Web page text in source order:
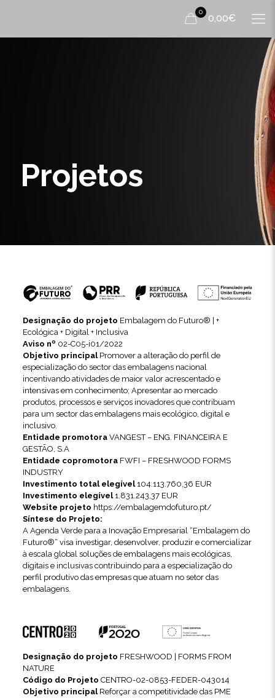
0
0,00€
Projetos
Designação do projeto Embalagem do Futuro® | +
Ecológica + Digital + Inclusiva
Aviso nº 02-C05-i01/2022
Objetivo principalPromover a alteração do perfil de
especialização do sector das embalagens nacional
incentivando atividades de maior valor acrescentado e
intensivas em conhecimento; Apresentar ao mercado
produtos, processos e serviços inovadores que contribuam
para um sector das embalagens mais ecológico, digital e
inclusivo.
Entidade promotoraVANGEST – ENG. FINANCEIRA E
GESTÃO, S.A
Entidade copromotoraFWFI – FRESHWOOD FORMS
INDUSTRY
Investimento total elegível104.113.760,36 EUR
Investimento elegível1.831.243,37 EUR
Website projeto https://embalagemdofuturo.pt/
Síntese do Projeto:
A Agenda Verde para a Inovação Empresarial “Embalagem do
Futuro®“ visa investigar, desenvolver, produzir e comercializar
à escala global soluções de embalagens mais ecológicas,
digitais e inclusivas contribuindo para a especialização do
perfil produtivo das empresas que atuam no setor das
embalagens.
Designação do projeto FRESHWOOD | FORMS FROM
NATURE
Código do Projeto CENTRO-02-0853-FEDER-043014
Objetivo principalReforçar a competitividade das PME